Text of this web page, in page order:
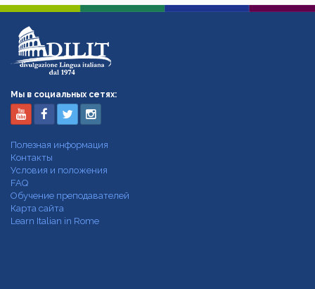
Мы в социальных сетях:
Полезная информация
Контакты
Условия и положения
FAQ
Обучение преподавателей
Карта сайта
Learn Italian in Rome